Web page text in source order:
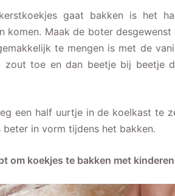
gaat bakken is het
komen. Maak de boter
te mengen is met de
zout toe en dan beetje bij beetje
een half uurtje in de koelkast te
in vorm tijdens het bakken.
om koekjes te bakken met kinderen